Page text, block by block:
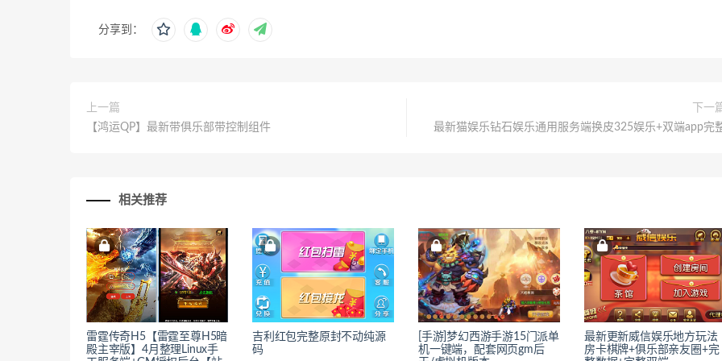
分享到：
上一篇
【鸿运QP】最新带俱乐部带控制组件
下一
最新猫娱乐钻石娱乐通用服务端换皮325娱乐+双端app完
相关推荐
雷霆传奇H5【雷霆至尊H5暗
殿主宰版】4月整理Linux手
吉利红包完整原封不动纯源
码
[手游]梦幻西游手游15门派单
机一键端，配套网页gm后
最新更新威信娱乐地方玩法
房卡棋牌+俱乐部亲友圈+完